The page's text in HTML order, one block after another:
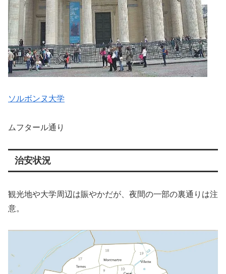
ソルボンヌ大学
ムフタール通り
治安状況
観光地や大学周辺は賑やかだが、夜間の一部の裏通りは注
意。